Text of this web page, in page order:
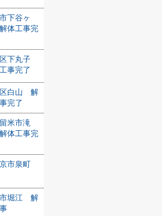
下谷ヶ
体工事完
下丸子
事完了
白山 解
完了
米市滝
体工事完
市泉町
堀江 解